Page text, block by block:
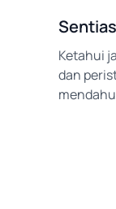
Ketahui
dan